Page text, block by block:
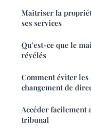
Maîtriser la
ses services
Qu’est-ce que le
révélés
Comment éviter les
changement de
Accéder facilement
tribunal